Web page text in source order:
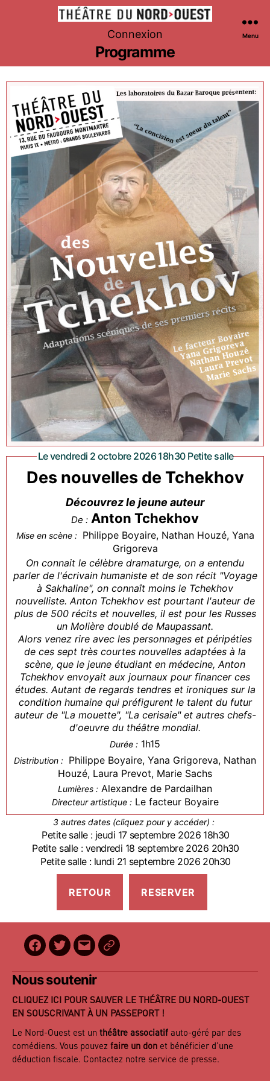
Théâtre
du
Nord-
Ouest
Connexion Menu
Programme
Le vendredi 2 octobre 2026 18h30 Petite salle
Des nouvelles de Tchekhov
Découvrez le jeune auteur
De : Anton Tchekhov
Mise en scène : Philippe Boyaire, Nathan Houzé, Yana
Grigoreva
On connait le célèbre dramaturge, on a entendu
parler de l'écrivain humaniste et de son récit "Voyage
à Sakhaline", on connaît moins le Tchekhov
nouvelliste. Anton Tchekhov est pourtant l'auteur de
plus de 500 récits et nouvelles, il est pour les Russes
un Molière doublé de Maupassant.
Alors venez rire avec les personnages et péripéties
de ces sept très courtes nouvelles adaptées à la
scène, que le jeune étudiant en médecine, Anton
Tchekhov envoyait aux journaux pour financer ces
études. Autant de regards tendres et ironiques sur la
condition humaine qui préfigurent le talent du futur
auteur de "La mouette", "La cerisaie" et autres chefs-
d'oeuvre du théâtre mondial.
Durée : 1h15
Distribution : Philippe Boyaire, Yana Grigoreva, Nathan
Houzé, Laura Prevot, Marie Sachs
Lumières : Alexandre de Pardailhan
Directeur artistique : Le facteur Boyaire
3 autres dates (cliquez pour y accéder) :
Petite salle : jeudi 17 septembre 2026 18h30
Petite salle : vendredi 18 septembre 2026 20h30
Petite salle : lundi 21 septembre 2026 20h30
Facebook
Twitter
E-
mail
BilletReduc
Nous soutenir
CLIQUEZ ICI POUR SAUVER LE THÉÂTRE DU NORD-OUEST
EN SOUSCRIVANT À UN PASSEPORT !
Le Nord-Ouest est un théâtre associatif auto-géré par des
comédiens. Vous pouvez faire un don et bénéficier d’une
déduction fiscale. Contactez notre service de presse.